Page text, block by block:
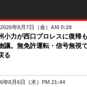
2026年8月7日（金）AM 0:28
小力が西口プロレスに復帰
議。無免許運転・信号無視
る
年8月6日（木）PM 21:44